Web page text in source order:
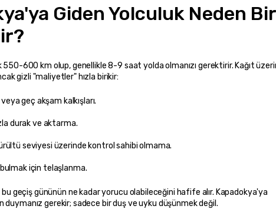
Giden Yolculuk Neden Bir
600 km olup, genellikle 8-9 saat yolda olmanızı gerektirir. Kağıt
gizli "maliyetler" hızla birikir:
bulmak için telaşlanma.
geçiş gününün ne kadar yorucu olabileceğini hafife alır. Kapadokya'ya
duymanız gerekir; sadece bir duş ve uyku düşünmek değil.